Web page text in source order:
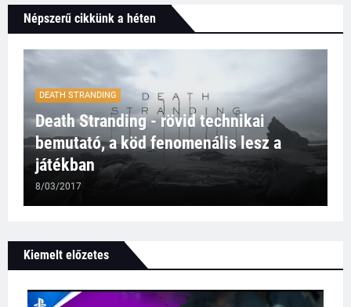
Népszerű cikkünk a héten
DEATH STRANDING
Death Stranding - rövid technikai
bemutató, a köd fenomenális lesz a
játékban
8/03/2017
Kiemelt előzetes